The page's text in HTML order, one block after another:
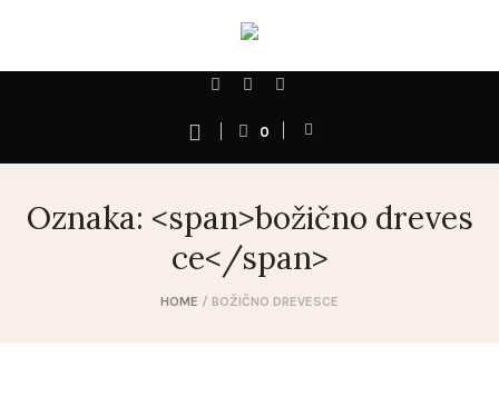
0
Oznaka: <span>božično dreves
ce</span>
HOME / BOŽIČNO DREVESCE